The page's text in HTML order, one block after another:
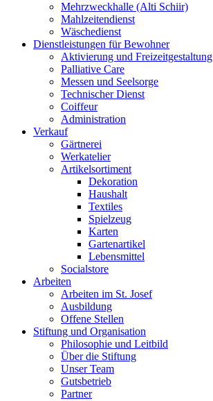
Mehrzweckhalle (Alti Schiir)
Mahlzeitendienst
Wäschedienst
Dienstleistungen für Bewohner
Aktivierung und Freizeitgestaltung
Palliative Care
Messen und Seelsorge
Technischer Dienst
Coiffeur
Administration
Verkauf
Gärtnerei
Werkatelier
Artikelsortiment
Dekoration
Haushalt
Textiles
Spielzeug
Karten
Gartenartikel
Lebensmittel
Socialstore
Arbeiten
Arbeiten im St. Josef
Ausbildung
Offene Stellen
Stiftung und Organisation
Philosophie und Leitbild
Über die Stiftung
Unser Team
Gutsbetrieb
Partner